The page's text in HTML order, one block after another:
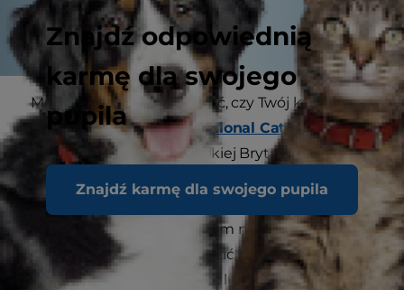
Znajdź odpowiednią
karmę dla swojego
pupila
Znajdź karmę dla swojego pupila
Może być trudno stwierdzić, czy Twój kot nie jest
za chudy. WedługInternational Cat Care, od
39% do 52% kotów w Wielkiej Brytanii ma
nadwagę. Ponieważ tak wiele kotów, które
widzimy, ma nadwagę, koty o normalnej wadze
mogą wydawać się rodzicom nienaturalnie
chude. Trudno też stwierdzić, czy Twój kot jest
chudy, jeśli ma długą sierść lub obwisły brzuch.